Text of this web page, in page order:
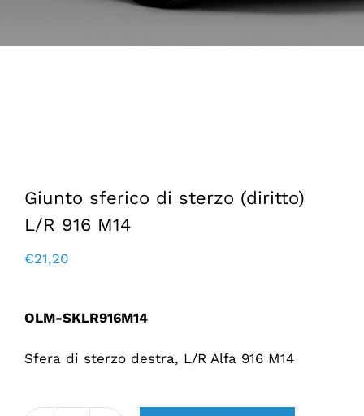
Giunto sferico di sterzo (diritto)
L/R 916 M14
€21,20
OLM-SKLR916M14
Sfera di sterzo destra, L/R Alfa 916 M14